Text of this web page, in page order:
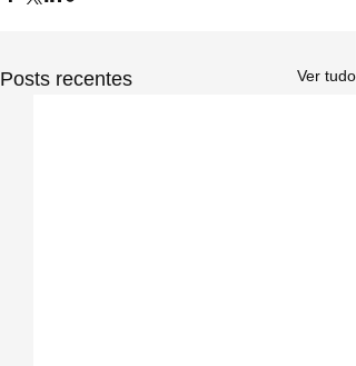
Posts recentes Ver tudo